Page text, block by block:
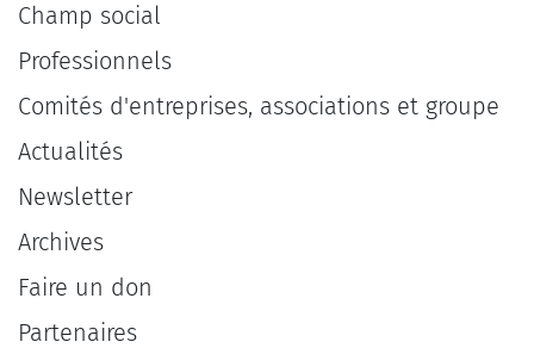
Champ social
Professionnels
Comités d'entreprises, associations et groupe
Actualités
Newsletter
Archives
Faire un don
Partenaires